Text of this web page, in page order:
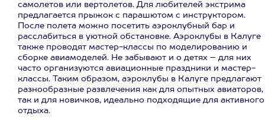
самолетов или вертолетов. Для любителей экстрима
предлагается прыжок с парашютом с инструктором.
После полета можно посетить аэроклубный бар и
расслабиться в уютной обстановке. Аэроклубы в Калуге
также проводят мастер-классы по моделированию и
сборке авиамоделей. Не забывают и о детях – для них
часто организуются авиационные праздники и мастер-
классы. Таким образом, аэроклубы в Калуге предлагают
разнообразные развлечения как для опытных авиаторов,
так и для новичков, идеально подходящие для активного
отдыха.